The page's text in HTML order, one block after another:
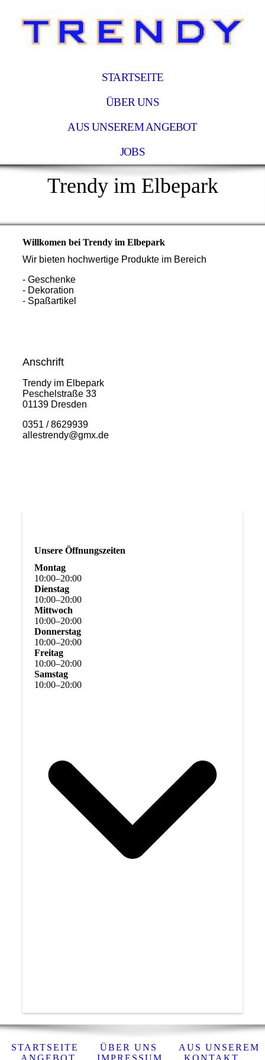
STARTSEITE
ÜBER UNS
AUS UNSEREM ANGEBOT
JOBS
Trendy im Elbepark
Willkomen bei Trendy im Elbepark
Wir bieten hochwertige Produkte im Bereich
- Geschenke
- Dekoration
- Spaßartikel
Anschrift
Trendy im Elbepark
Peschelstraße 33
01139 Dresden
0351 / 8629939
allestrendy@gmx.de
Unsere Öffnungszeiten
Montag
10:00–20:00
Dienstag
10:00–20:00
Mittwoch
10:00–20:00
Donnerstag
10:00–20:00
Freitag
10:00–20:00
Samstag
10:00–20:00
STARTSEITE ÜBER UNS
AUS UNSEREM
ANGEBOT
IMPRESSUM KONTAKT